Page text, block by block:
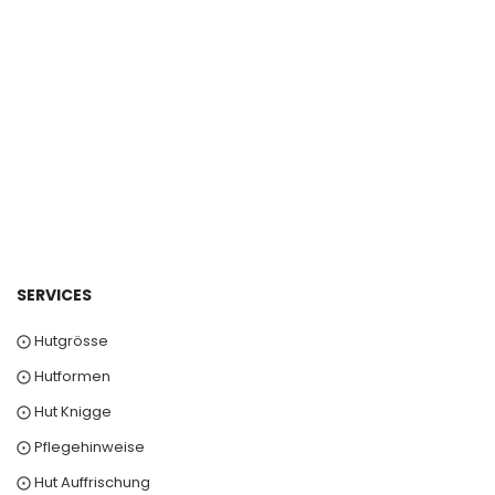
SERVICES
⨀ Hutgrösse
⨀ Hutformen
⨀ Hut Knigge
⨀ Pflegehinweise
⨀ Hut Auffrischung